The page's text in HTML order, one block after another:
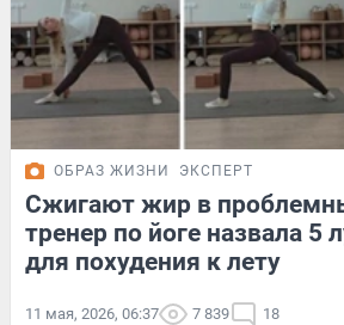
ОБРАЗ ЖИЗНИ ЭКСПЕРТ
Сжигают жир в
тренер по йоге назвала 5
для похудения к лету
11 мая, 2026, 06:37 7 839 18